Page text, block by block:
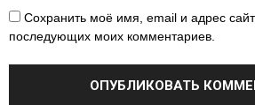
Сохранить моё имя, email и адрес
последующих моих комментариев.